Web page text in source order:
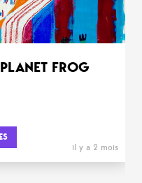
FROG
il y a 2 mois